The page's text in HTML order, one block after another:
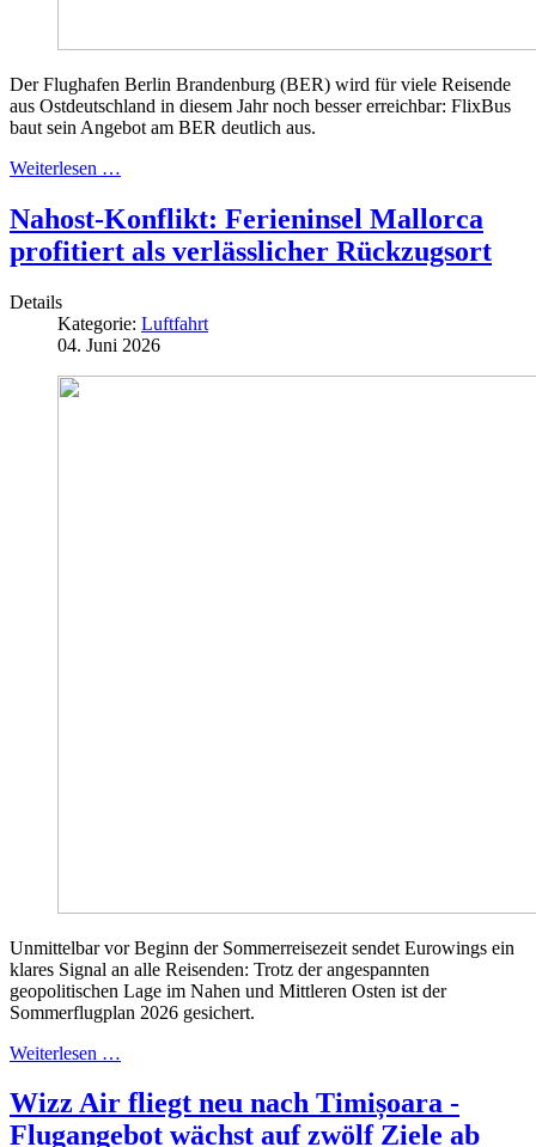
Der Flughafen Berlin Brandenburg (BER) wird für viele Reisende
aus Ostdeutschland in diesem Jahr noch besser erreichbar: FlixBus
baut sein Angebot am BER deutlich aus.
Weiterlesen …
Nahost-Konflikt: Ferieninsel Mallorca
profitiert als verlässlicher Rückzugsort
Details
Kategorie: Luftfahrt
04. Juni 2026
Unmittelbar vor Beginn der Sommerreisezeit sendet Eurowings ein
klares Signal an alle Reisenden: Trotz der angespannten
geopolitischen Lage im Nahen und Mittleren Osten ist der
Sommerflugplan 2026 gesichert.
Weiterlesen …
Wizz Air fliegt neu nach Timișoara -
Flugangebot wächst auf zwölf Ziele ab